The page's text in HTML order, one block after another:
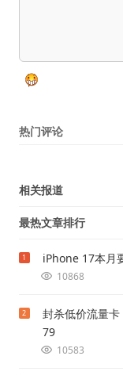
热门评论
相关报道
最热文章排行
1 iPhone 17本月
10868
2
封杀低价流量
79
10583